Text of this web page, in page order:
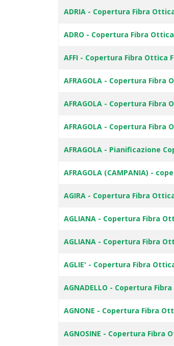
ADRIA - Copertura Fibra
ADRO - Copertura Fibra Ottica
AFFI - Copertura Fibra Ottica
AFRAGOLA - Copertura Fibra
AFRAGOLA - Copertura Fibra
AFRAGOLA - Copertura
AFRAGOLA - Pianificazione
AFRAGOLA (CAMPANIA) -
AGIRA - Copertura Fibra
AGLIANA - Copertura Fibra
AGLIANA - Copertura Fibra
AGLIE' - Copertura Fibra
AGNADELLO - Copertura
AGNONE - Copertura Fibra
AGNOSINE - Copertura Fibra